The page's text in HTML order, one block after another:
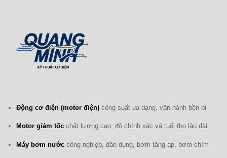
Động cơ điện (motor điện)công suất đa dạng, vận hành bền bỉ
Motor giảm tốcchất lượng cao, độ chính xác và tuổi thọ lâu dài
Máy bơm nướccông nghiệp, dân dụng, bơm tăng áp, bơm chìm